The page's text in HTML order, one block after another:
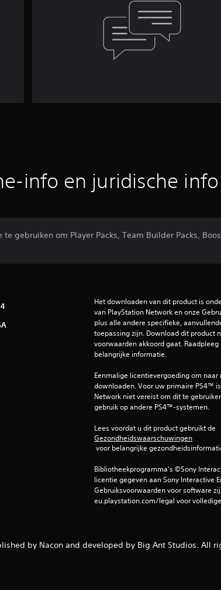
info en juridische info
gebruiken om Player Packs, Team Builder Packs,
Het downloaden van dit product is
van PlayStation Network en onze
plus alle andere specifieke,
toepassing zijn. Download dit product
voorwaarden akkoord gaat.
belangrijke informatie.
Eenmalige licentievergoeding om
downloaden. Voor uw primaire PS4™
Network niet vereist om dit te
gebruik op andere PS4™-systemen.
Lees voordat u dit product gebruikt de
Gezondheidswaarschuwingen
voor belangrijke
Bibliotheekprogramma's ©Sony
licentie gegeven aan Sony Interactive
Gebruiksvoorwaarden voor software
eu.playstation.com/legal voor
by Nacon and developed by Big Ant Studios. All